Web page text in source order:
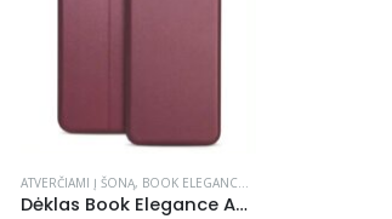
DĖKLAIATVERČIAMI Į ŠONĄ, BOOK ELEGANCE ,
Dėklas Book Elegance Apple iPhone 11 tamsiai raudonas